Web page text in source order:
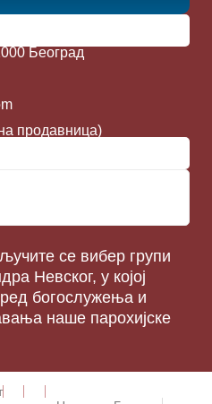
Београд
продавница)
се вибер групи
Невског, у којој
богослужења и
наше парохијске